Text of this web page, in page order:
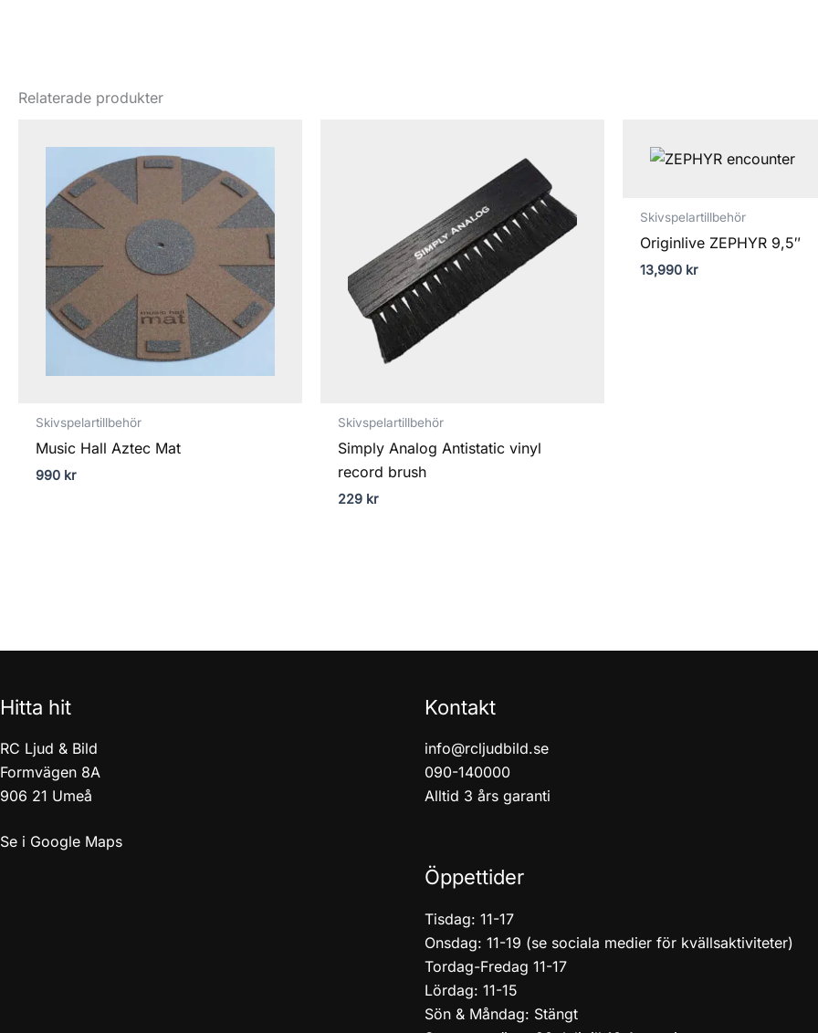
Relaterade produkter
Skivspelartillbehör
Music Hall Aztec Mat
990 kr
Skivspelartillbehör
Simply Analog Antistatic vinyl
record brush
229 kr
Skivspelartillbehör
Originlive ZEPHYR 9,5″
13,990 kr
Hitta hit
RC Ljud & Bild
Formvägen 8A
906 21 Umeå
Se i Google Maps
Kontakt
info@rcljudbild.se
090-140000
Alltid 3 års garanti
Öppettider
Tisdag: 11-17
Onsdag: 11-19 (se sociala medier för kvällsaktiviteter)
Tordag-Fredag 11-17
Lördag: 11-15
Sön & Måndag: Stängt